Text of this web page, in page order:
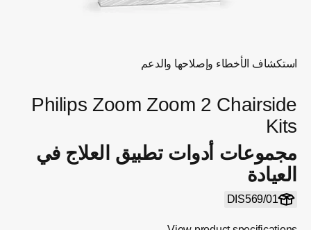
استكشاف الأخطاء وإصلاحها والدعم
Philips Zoom Zoom 2 Chairside
Kits
مجموعات أدوات تطبيق العلاج في
العيادة
DIS569/01